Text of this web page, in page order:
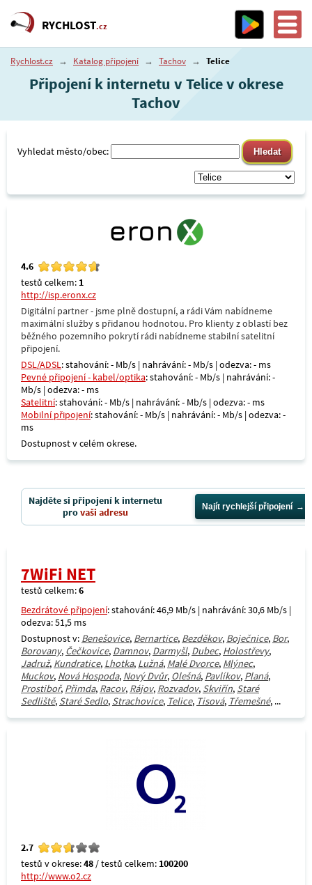
RYCHLOST.cz
Rychlost.cz → Katalog připojení → Tachov → Telice
Připojení k internetu v Telice v okrese
Tachov
Vyhledat město/obec:
4.6
testů celkem: 1
http://isp.eronx.cz
Digitální partner - jsme plně dostupní, a rádi Vám nabídneme
maximální služby s přidanou hodnotou. Pro klienty z oblastí bez
běžného pozemního pokrytí rádi nabídneme stabilní satelitní
připojení.
DSL/ADSL: stahování: - Mb/s | nahrávání: - Mb/s | odezva: - ms
Pevné připojení - kabel/optika: stahování: - Mb/s | nahrávání: -
Mb/s | odezva: - ms
Satelitní: stahování: - Mb/s | nahrávání: - Mb/s | odezva: - ms
Mobilní připojení: stahování: - Mb/s | nahrávání: - Mb/s | odezva: -
ms
Dostupnost v celém okrese.
Najděte si připojení k internetu
provaši adresu Najít rychlejší připojení
7WiFi NET
testů celkem:6
Bezdrátové připojení: stahování: 46,9 Mb/s | nahrávání: 30,6 Mb/s |
odezva: 51,5 ms
Dostupnost v: Benešovice, Bernartice, Bezděkov, Boječnice, Bor,
Borovany, Čečkovice, Damnov, Darmyšl, Dubec, Holostřevy,
Jadruž, Kundratice, Lhotka, Lužná, Malé Dvorce, Mlýnec,
Muckov, Nová Hospoda, Nový Dvůr, Olešná, Pavlíkov, Planá,
Prostiboř, Přimda, Racov, Rájov, Rozvadov, Skviřín, Staré
Sedliště, Staré Sedlo, Strachovice, Telice, Tisová, Třemešné, ...
2.7
testů v okrese:48 / testů celkem: 100200
http://www.o2.cz